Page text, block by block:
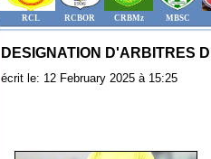
RCL RCBOR CRBMz MBSC
DESIGNATION D'ARBITRES
écrit le: 12 February 2025 à 15:25